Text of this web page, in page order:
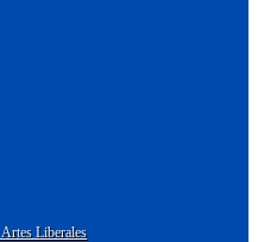
Liberales